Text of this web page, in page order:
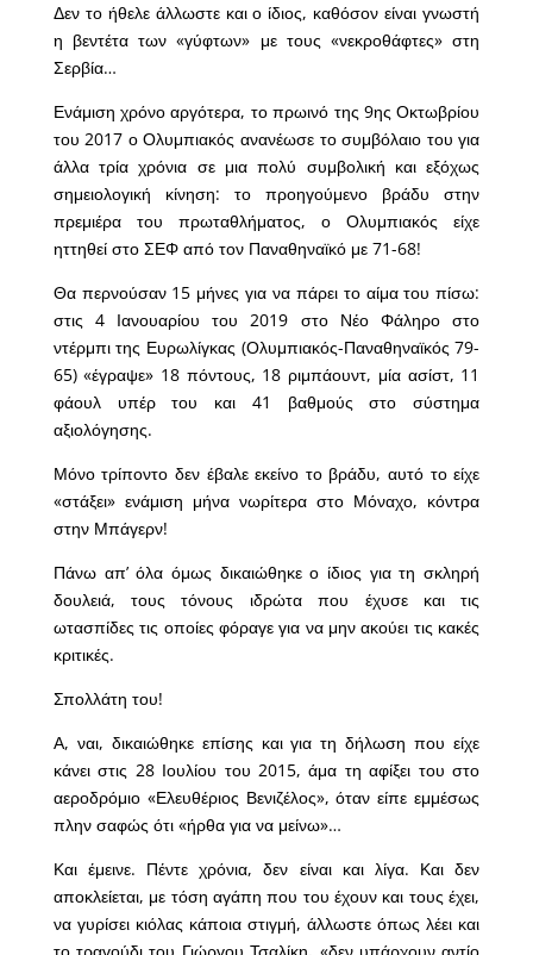
Δεν το ήθελε άλλωστε και ο ίδιος, καθόσον είναι γνωστή
η βεντέτα των «γύφτων» με τους «νεκροθάφτες» στη
Σερβία…
Ενάμιση χρόνο αργότερα, το πρωινό της 9ης Οκτωβρίου
του 2017 ο Ολυμπιακός ανανέωσε το συμβόλαιο του για
άλλα τρία χρόνια σε μια πολύ συμβολική και εξόχως
σημειολογική κίνηση: το προηγούμενο βράδυ στην
πρεμιέρα του πρωταθλήματος, ο Ολυμπιακός είχε
ηττηθεί στο ΣΕΦ από τον Παναθηναϊκό με 71-68!
Θα περνούσαν 15 μήνες για να πάρει το αίμα του πίσω:
στις 4 Ιανουαρίου του 2019 στο Νέο Φάληρο στο
ντέρμπι της Ευρωλίγκας (Ολυμπιακός-Παναθηναϊκός 79-
65) «έγραψε» 18 πόντους, 18 ριμπάουντ, μία ασίστ, 11
φάουλ υπέρ του και 41 βαθμούς στο σύστημα
αξιολόγησης.
Μόνο τρίποντο δεν έβαλε εκείνο το βράδυ, αυτό το είχε
«στάξει» ενάμιση μήνα νωρίτερα στο Μόναχο, κόντρα
στην Μπάγερν!
Πάνω απ’ όλα όμως δικαιώθηκε ο ίδιος για τη σκληρή
δουλειά, τους τόνους ιδρώτα που έχυσε και τις
ωτασπίδες τις οποίες φόραγε για να μην ακούει τις κακές
κριτικές.
Σπολλάτη του!
Α, ναι, δικαιώθηκε επίσης και για τη δήλωση που είχε
κάνει στις 28 Ιουλίου του 2015, άμα τη αφίξει του στο
αεροδρόμιο «Ελευθέριος Βενιζέλος», όταν είπε εμμέσως
πλην σαφώς ότι «ήρθα για να μείνω»…
Και έμεινε. Πέντε χρόνια, δεν είναι και λίγα. Και δεν
αποκλείεται, με τόση αγάπη που του έχουν και τους έχει,
να γυρίσει κιόλας κάποια στιγμή, άλλωστε όπως λέει και